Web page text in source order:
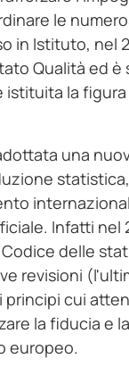
le
in Istituto, nel
Qualità ed è
la figura
una
Infatti nel
delle
revisioni
principi cui
la fiducia e
europeo.